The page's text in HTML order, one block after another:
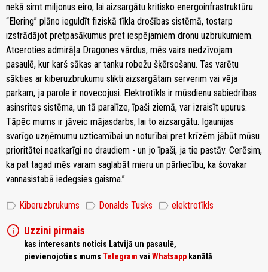
nekā simt miljonus eiro, lai aizsargātu kritisko energoinfrastruktūru.
“Elering” plāno ieguldīt fiziskā tīkla drošības sistēmā, tostarp
izstrādājot pretpasākumus pret iespējamiem dronu uzbrukumiem.
Atceroties admirāļa Dragones vārdus, mēs vairs nedzīvojam
pasaulē, kur karš sākas ar tanku robežu šķērsošanu. Tas varētu
sākties ar kiberuzbrukumu slikti aizsargātam serverim vai vēja
parkam, ja parole ir novecojusi. Elektrotīkls ir mūsdienu sabiedrības
asinsrites sistēma, un tā paralīze, īpaši ziemā, var izraisīt upurus.
Tāpēc mums ir jāveic mājasdarbs, lai to aizsargātu. Igaunijas
svarīgo uzņēmumu uzticamībai un noturībai pret krīzēm jābūt mūsu
prioritātei neatkarīgi no draudiem - un jo īpaši, ja tie pastāv. Cerēsim,
ka pat tagad mēs varam saglabāt mieru un pārliecību, ka šovakar
vannasistabā iedegsies gaisma.”
label Kiberuzbrukums label Donalds Tusks label elektrotīkls
info Uzzini pirmais
kas interesants noticis Latvijā un pasaulē,
pievienojoties mums Telegram vai Whatsapp kanālā